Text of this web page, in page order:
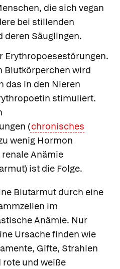
die sich vegan
bei stillenden
deren Säuglingen.
Erythropoesestörungen.
Blutkörperchen wird
das in den Nieren
stimuliert.
(chronisches
wenig Hormon
renale Anämie
ist die Folge.
Blutarmut durch eine
im
Anämie. Nur
Ursache finden wie
Gifte, Strahlen
rote und weiße